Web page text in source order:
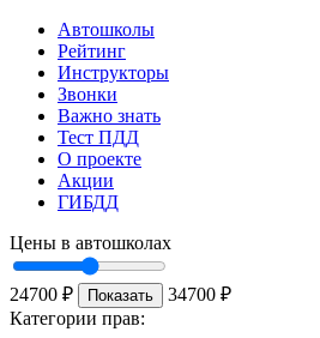
Автошколы
Рейтинг
Инструкторы
Звонки
Важно знать
Тест ПДД
О проекте
Акции
ГИБДД
Цены в автошколах
24700 ₽ Показать 34700 ₽
Категории прав: